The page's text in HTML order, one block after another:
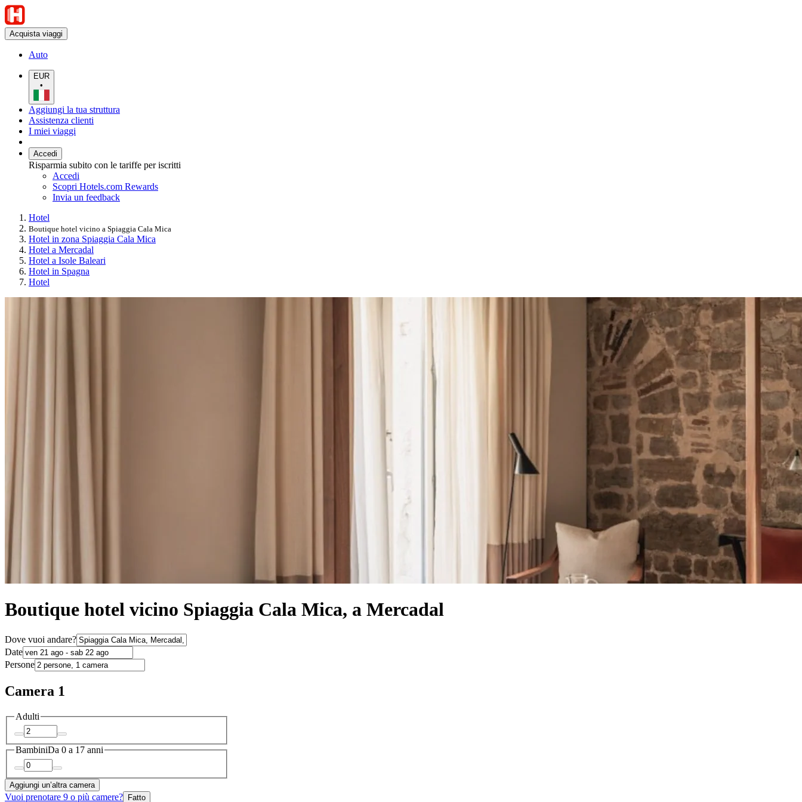
Acquista viaggi
Auto
EUR
•
Aggiungi la tua struttura
Assistenza clienti
I miei viaggi
Accedi
Risparmia subito con le tariffe per iscritti
Accedi
Scopri Hotels.com Rewards
Invia un feedback
Hotel
Boutique hotel vicino a Spiaggia Cala Mica
Hotel in zona Spiaggia Cala Mica
Hotel a Mercadal
Hotel a Isole Baleari
Hotel in Spagna
Hotel
Boutique hotel vicino Spiaggia Cala Mica, a Mercadal
Dove vuoi andare?
Date
Persone
Camera 1
Adulti
BambiniDa 0 a 17 anni
Aggiungi un’altra camera
Vuoi prenotare 9 o più camere? Fatto